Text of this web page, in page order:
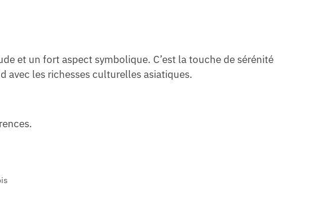
et un fort aspect symbolique. C’est la touche de sérénité
avec les richesses culturelles asiatiques.